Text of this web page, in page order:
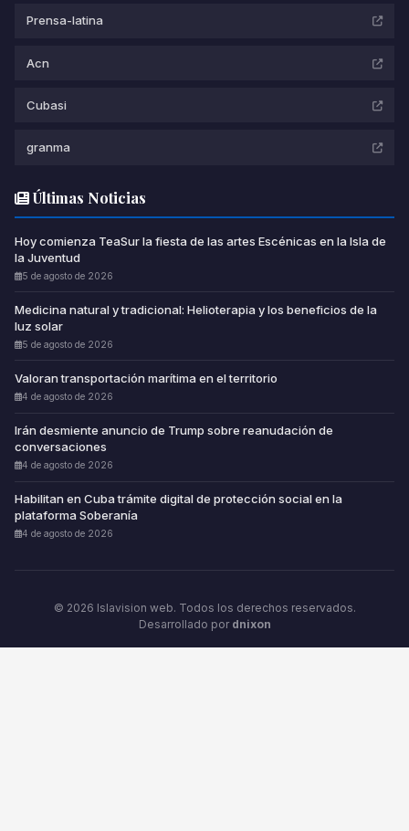
Prensa-latina
Acn
Cubasi
granma
Últimas Noticias
Hoy comienza TeaSur la fiesta de las artes Escénicas en la Isla de
la Juventud
5 de agosto de 2026
Medicina natural y tradicional: Helioterapia y los beneficios de la
luz solar
5 de agosto de 2026
Valoran transportación marítima en el territorio
4 de agosto de 2026
Irán desmiente anuncio de Trump sobre reanudación de
conversaciones
4 de agosto de 2026
Habilitan en Cuba trámite digital de protección social en la
plataforma Soberanía
4 de agosto de 2026
© 2026 Islavision web. Todos los derechos reservados.
Desarrollado por dnixon